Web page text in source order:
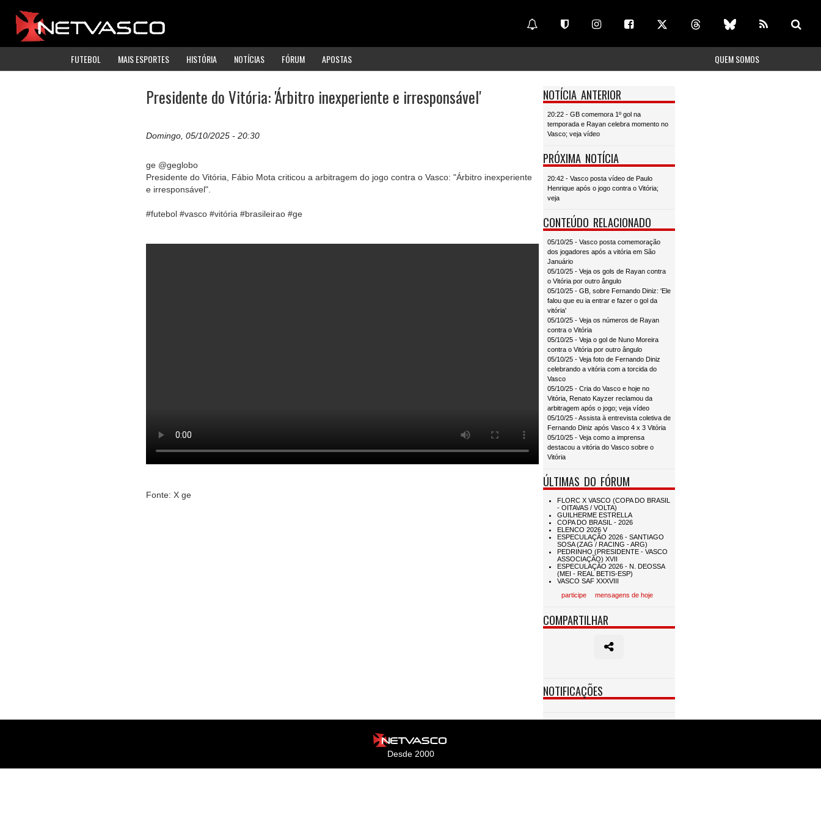
FUTEBOL MAIS ESPORTES HISTÓRIA NOTÍCIAS FÓRUM APOSTAS QUEM SOMOS
Presidente do Vitória: 'Árbitro inexperiente e irresponsável'
Domingo, 05/10/2025 - 20:30
ge @geglobo
Presidente do Vitória, Fábio Mota criticou a arbitragem do jogo contra o Vasco: "Árbitro inexperiente
e irresponsável".
#futebol #vasco #vitória #brasileirao #ge
Fonte: X ge
NOTÍCIA ANTERIOR
20:22 - GB comemora 1º gol na
temporada e Rayan celebra momento no
Vasco; veja vídeo
PRÓXIMA NOTÍCIA
20:42 - Vasco posta vídeo de Paulo
Henrique após o jogo contra o Vitória;
veja
CONTEÚDO RELACIONADO
05/10/25 - Vasco posta comemoração
dos jogadores após a vitória em São
Januário
05/10/25 - Veja os gols de Rayan contra
o Vitória por outro ângulo
05/10/25 - GB, sobre Fernando Diniz: 'Ele
falou que eu ia entrar e fazer o gol da
vitória'
05/10/25 - Veja os números de Rayan
contra o Vitória
05/10/25 - Veja o gol de Nuno Moreira
contra o Vitória por outro ângulo
05/10/25 - Veja foto de Fernando Diniz
celebrando a vitória com a torcida do
Vasco
05/10/25 - Cria do Vasco e hoje no
Vitória, Renato Kayzer reclamou da
arbitragem após o jogo; veja vídeo
05/10/25 - Assista à entrevista coletiva de
Fernando Diniz após Vasco 4 x 3 Vitória
05/10/25 - Veja como a imprensa
destacou a vitória do Vasco sobre o
Vitória
ÚLTIMAS DO FÓRUM
participe mensagens de hoje
COMPARTILHAR
NOTIFICAÇÕES
Desde 2000